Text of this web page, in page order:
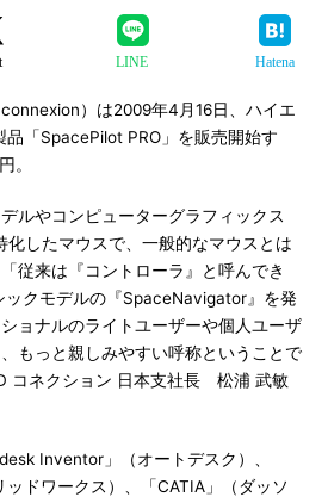
LINE Hatena
）は2009年4月16日、ハイエ
「SpacePilot PRO」を販売開始す
。
ルやコンピューターグラフィックス
化したマウスで、一般的なマウスとは
従来は『コントローラ』と呼んでき
ックモデルの『SpaceNavigator』を発
ョナルのライトユーザーや個人ユーザ
もっと親しみやすい呼称ということで
コネクション 日本支社長 松浦 武敏
Inventor」（オートデスク）、
ッドワークス）、「CATIA」（ダッソ